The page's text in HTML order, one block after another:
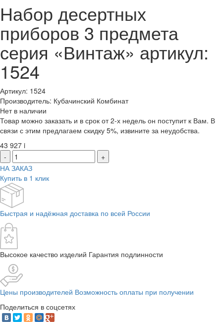
Набор десертных
приборов 3 предмета
серия «Винтаж» артикул:
1524
Артикул: 1524
Производитель: Кубачинский Комбинат
Нет в наличии
Товар можно заказать и в срок от 2-х недель он поступит к Вам. В
связи с этим предлагаем скидку 5%, извините за неудобства.
43 927 i
-
+
НА ЗАКАЗ
Купить в 1 клик
Быстрая и надёжная доставка по всей России
Высокое качество изделий Гарантия подлинности
Цены производителей Возможность оплаты при получении
Поделиться в соцсетях